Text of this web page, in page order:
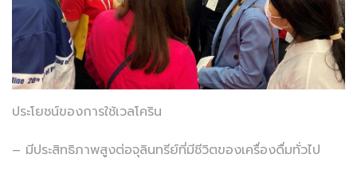
ประโยชน์ของการใช้เวลโคริน
– มีประสิทธิภาพสูงต่อจุลินทรีย์ที่มีชีวิตของเครื่องดื่มทั่วไป